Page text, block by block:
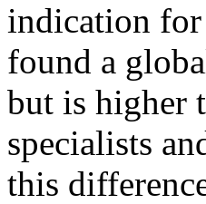
indication for
found a
but is higher
specialists
this